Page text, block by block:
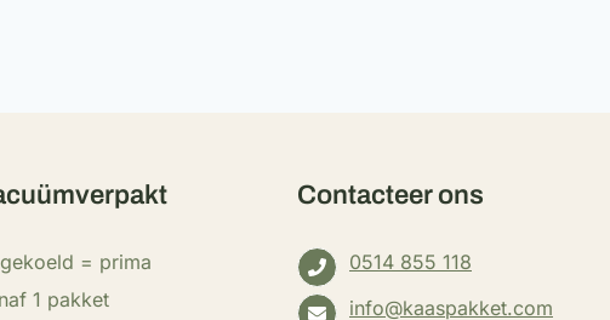
= prima
1 pakket
Contacteer ons
0514 855 118
info@kaaspakket.com